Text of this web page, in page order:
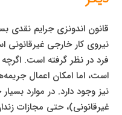
قانون اندونزی جرایم نقدی
نیروی کار خارجی
فرد در نظر گرفته است.
است، اما امکان اعمال
نیز وجود دارد. در موارد
غیرقانونی)، حتی مجازات